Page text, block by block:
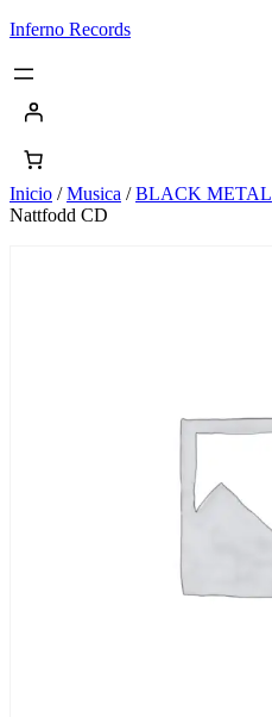
Saltar
contenido
Inferno Records
Inicio /Musica /BLACK METAL
Nattfodd CD